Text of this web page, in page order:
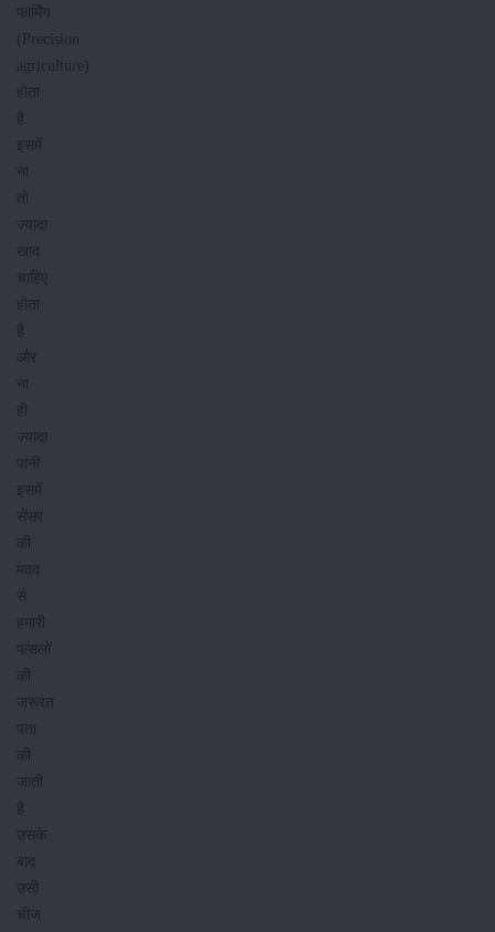
फार्मिंग
(Precision
agriculture)
होता
है.
इसमें
ना
तो
ज्यादा
खाद
चाहिए
होता
है
और
ना
ही
ज्यादा
पानी.
इसमें
सेंसर
की
मदद
से
हमारी
फसलों
की
जरूरत
पता
की
जाती
है
उसके
बाद
उसी
चीज